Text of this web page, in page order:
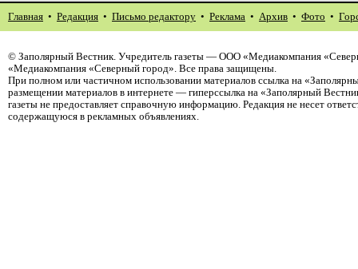
Главная • Редакция • Письмо редактору • Реклама • Архив • Фото •
© Заполярный Вестник. Учредитель газеты — ООО «Медиакомпания
«Медиакомпания «Северный город». Все права защищены.
При полном или частичном использовании материалов ссылка на
размещении материалов в интернете — гиперссылка на «Заполярный
газеты не предоставляет справочную информацию. Редакция не несет
содержащуюся в рекламных объявлениях.